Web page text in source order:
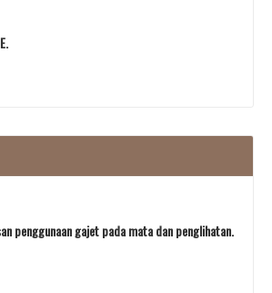
penggunaan gajet pada mata dan penglihatan.